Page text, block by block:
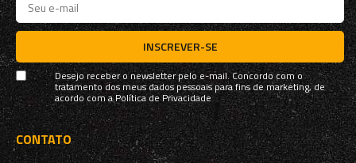
INSCREVER-SE
Desejo receber o newsletter pelo e-mail. Concordo com o
tratamento dos meus dados pessoais para fins de marketing, de
acordo com aPolítica de Privacidade
CONTATO